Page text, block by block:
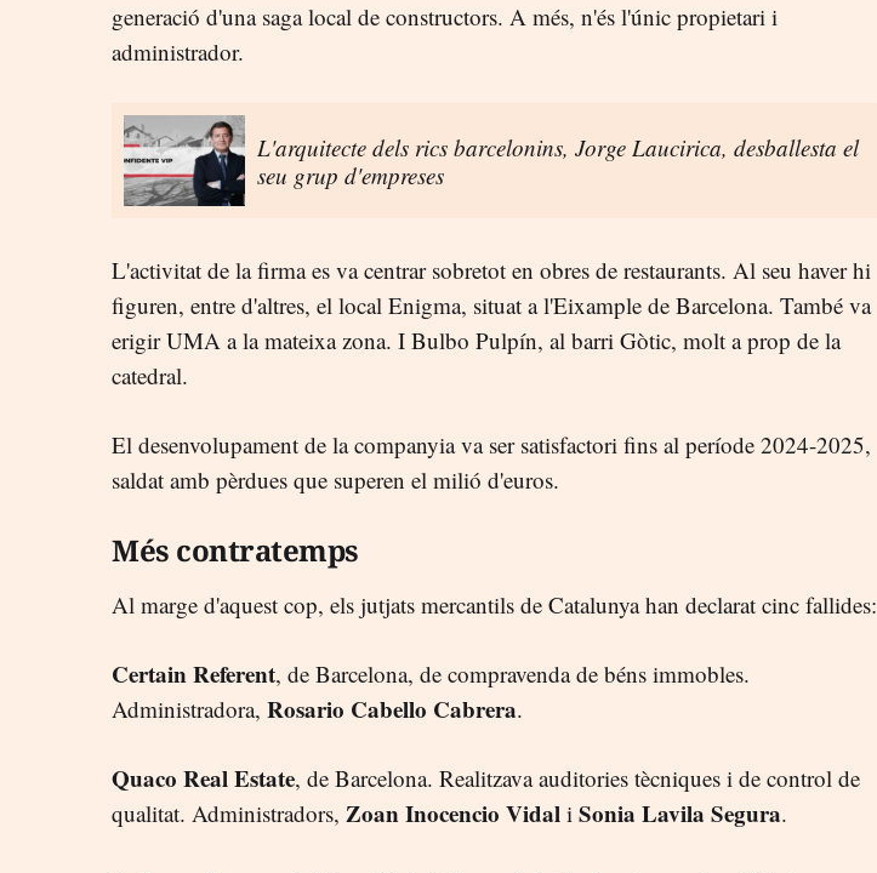
generació d'una saga local de constructors. A més, n'és l'únic propietari i
administrador.
L'arquitecte dels rics barcelonins, Jorge Laucirica, desballesta el
seu grup d'empreses
L'activitat de la firma es va centrar sobretot en obres de restaurants. Al seu haver hi
figuren, entre d'altres, el local Enigma, situat a l'Eixample de Barcelona. També va
erigir UMA a la mateixa zona. I Bulbo Pulpín, al barri Gòtic, molt a prop de la
catedral.
El desenvolupament de la companyia va ser satisfactori fins al període 2024-2025,
saldat amb pèrdues que superen el milió d'euros.
Més contratemps
Al marge d'aquest cop, els jutjats mercantils de Catalunya han declarat cinc fallides:
Certain Referent, de Barcelona, de compravenda de béns immobles.
Administradora, Rosario Cabello Cabrera.
Quaco Real Estate, de Barcelona. Realitzava auditories tècniques i de control de
qualitat. Administradors, Zoan Inocencio Vidal i Sonia Lavila Segura.